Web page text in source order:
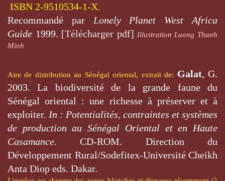
ISBN 2-9510534-1-X.
Recommandé par Lonely Planet West Africa
Guide 1999. [Télécharger pdf] Illustration Luong Thanh
Minh
Aire de distribution au Sénégal oriental, extrait de: Galat, G.
2003. La biodiversité de la grande faune du
Sénégal oriental : une richesse à préserver et à
exploiter. In : Potentialités, contraintes et systèmes
de production au Sénégal Oriental et en Haute
Casamance. CD-ROM. Direction du
Développement Rural/Sodefitex-Université Cheikh
Anta Diop eds. Dakar.